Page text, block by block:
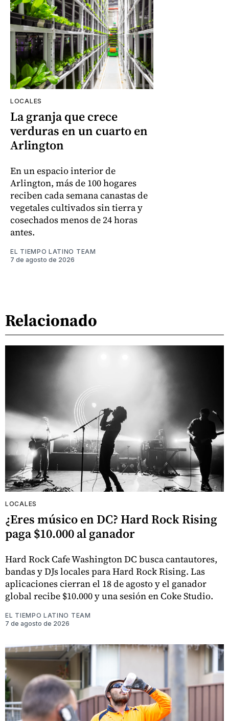
LOCALES
La granja que crece
verduras en un cuarto en
Arlington
En un espacio interior de
Arlington, más de 100 hogares
reciben cada semana canastas de
vegetales cultivados sin tierra y
cosechados menos de 24 horas
antes.
EL TIEMPO LATINO TEAM
7 de agosto de 2026
Relacionado
LOCALES
¿Eres músico en DC? Hard Rock Rising
paga $10.000 al ganador
Hard Rock Cafe Washington DC busca cantautores,
bandas y DJs locales para Hard Rock Rising. Las
aplicaciones cierran el 18 de agosto y el ganador
global recibe $10.000 y una sesión en Coke Studio.
EL TIEMPO LATINO TEAM
7 de agosto de 2026